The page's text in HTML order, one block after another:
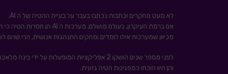
לא מעט מחקרים וכתבות נכתבו בעבר על בעיית ההטיה של ה AI.
אם ברמת העיקרון, בעולם מושלם, מערכות ה AI הן חסרות הטיה כי הן סך הכל חושבים בצורה לוגית בלבד, הרי שבפועל המצב לא כך.
מכיוון שמערכות אילו לומדים ומחקים התנהגות אנושית, הרי שהם
והן היוו הוכחו כמפגינות הטיה גזעית.